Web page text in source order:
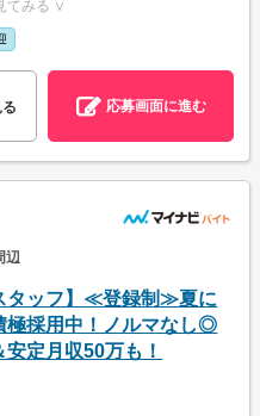
てみる ∨
応募画面に進む
辺
タッフ】≪登録制≫夏に
極採用中！ノルマなし◎
安定月収50万も！